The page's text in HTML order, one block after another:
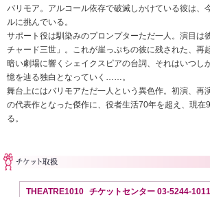
バリモア。アルコール依存で破滅しかけている彼は、
ルに挑んでいる。
サポート役は馴染みのプロンプターただ一人。演目は
チャード三世」。これが崖っぷちの彼に残された、再
暗い劇場に響くシェイクスピアの台詞、それはいつし
憶を辿る独白となっていく……。
舞台上にはバリモアただ一人という異色作。初演、再
の代表作となった傑作に、役者生活70年を超え、現在
る。
THEATRE1010
チケットセンター 03-5244-